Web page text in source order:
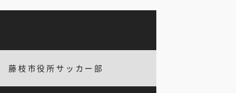
藤枝市役所サッカー部